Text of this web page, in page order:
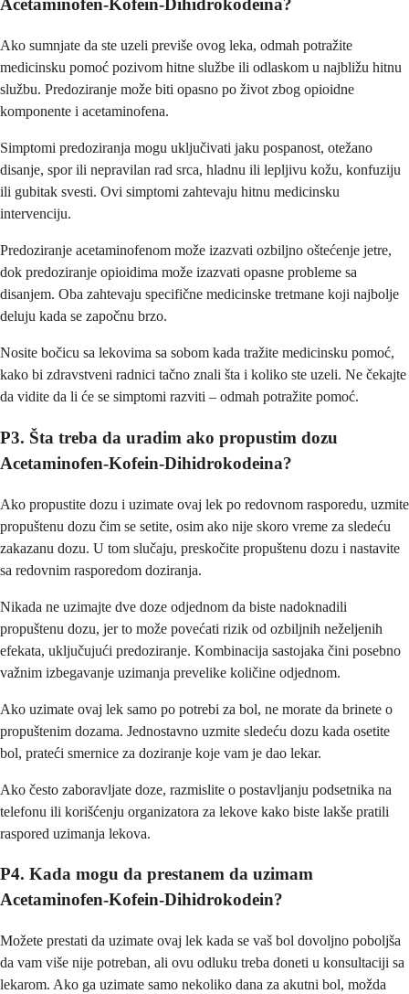
Acetaminofen-Kofein-Dihidrokodeina?
Ako sumnjate da ste uzeli previše ovog leka, odmah potražite
medicinsku pomoć pozivom hitne službe ili odlaskom u najbližu hitnu
službu. Predoziranje može biti opasno po život zbog opioidne
komponente i acetaminofena.
Simptomi predoziranja mogu uključivati jaku pospanost, otežano
disanje, spor ili nepravilan rad srca, hladnu ili lepljivu kožu, konfuziju
ili gubitak svesti. Ovi simptomi zahtevaju hitnu medicinsku
intervenciju.
Predoziranje acetaminofenom može izazvati ozbiljno oštećenje jetre,
dok predoziranje opioidima može izazvati opasne probleme sa
disanjem. Oba zahtevaju specifične medicinske tretmane koji najbolje
deluju kada se započnu brzo.
Nosite bočicu sa lekovima sa sobom kada tražite medicinsku pomoć,
kako bi zdravstveni radnici tačno znali šta i koliko ste uzeli. Ne čekajte
da vidite da li će se simptomi razviti – odmah potražite pomoć.
P3. Šta treba da uradim ako propustim dozu
Acetaminofen-Kofein-Dihidrokodeina?
Ako propustite dozu i uzimate ovaj lek po redovnom rasporedu, uzmite
propuštenu dozu čim se setite, osim ako nije skoro vreme za sledeću
zakazanu dozu. U tom slučaju, preskočite propuštenu dozu i nastavite
sa redovnim rasporedom doziranja.
Nikada ne uzimajte dve doze odjednom da biste nadoknadili
propuštenu dozu, jer to može povećati rizik od ozbiljnih neželjenih
efekata, uključujući predoziranje. Kombinacija sastojaka čini posebno
važnim izbegavanje uzimanja prevelike količine odjednom.
Ako uzimate ovaj lek samo po potrebi za bol, ne morate da brinete o
propuštenim dozama. Jednostavno uzmite sledeću dozu kada osetite
bol, prateći smernice za doziranje koje vam je dao lekar.
Ako često zaboravljate doze, razmislite o postavljanju podsetnika na
telefonu ili korišćenju organizatora za lekove kako biste lakše pratili
raspored uzimanja lekova.
P4. Kada mogu da prestanem da uzimam
Acetaminofen-Kofein-Dihidrokodein?
Možete prestati da uzimate ovaj lek kada se vaš bol dovoljno poboljša
da vam više nije potreban, ali ovu odluku treba doneti u konsultaciji sa
lekarom. Ako ga uzimate samo nekoliko dana za akutni bol, možda